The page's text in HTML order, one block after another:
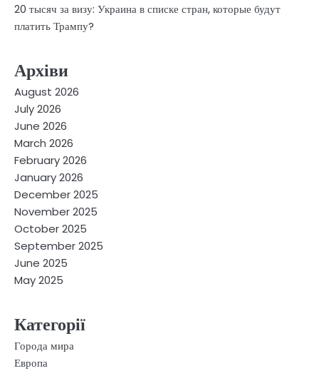
20 тысяч за визу: Украина в списке стран, которые будут
платить Трампу?
Архіви
August 2026
July 2026
June 2026
March 2026
February 2026
January 2026
December 2025
November 2025
October 2025
September 2025
June 2025
May 2025
Категорії
Города мира
Европа